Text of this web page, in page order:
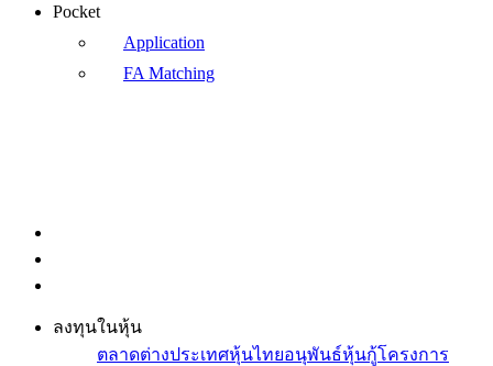
Pocket
Application
FA Matching
ลงทุนในหุ้น
ตลาดต่างประเทศหุ้นไทยอนุพันธ์หุ้นกู้โครงการ